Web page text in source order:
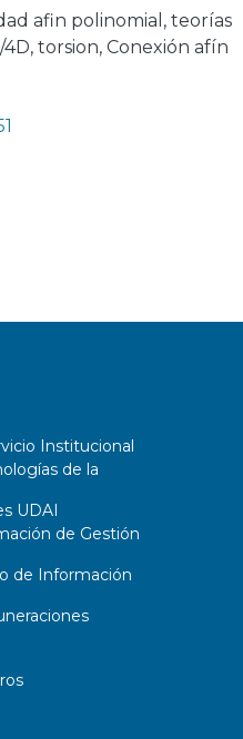
afin polinomial , teorías
, torsion, Conexión afín
Institucional
de la
UDAI
de Gestión
de Información